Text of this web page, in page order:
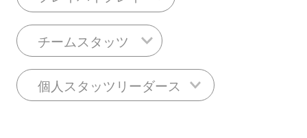
チームスタッツ
個人スタッツリーダース